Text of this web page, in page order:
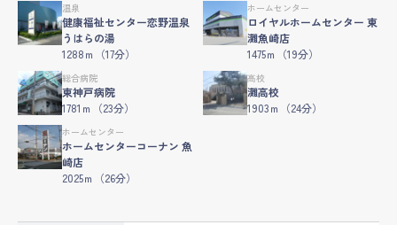
温泉
健康福祉センター恋野温泉
うはらの湯
1288ｍ（17分）
ホームセンター
ロイヤルホームセンター 東
灘魚崎店
1475ｍ（19分）
総合病院
東神戸病院
1781ｍ（23分）
高校
灘高校
1903ｍ（24分）
ホームセンター
ホームセンターコーナン 魚
崎店
2025ｍ（26分）